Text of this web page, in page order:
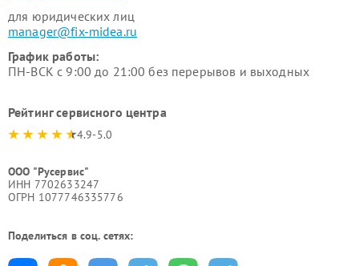
для юридических лиц
manager@fix-midea.ru
График работы:
ПН-ВСК с 9:00 до 21:00 без перерывов и выходных
Рейтинг сервисного центра
4.9-5.0
ООО "Русервис"
ИНН 7702633247
ОГРН 1077746335776
Поделиться в соц. сетях: